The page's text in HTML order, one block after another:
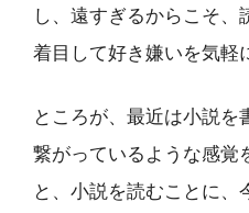
し、遠すぎるからこそ
着目して好き嫌いを気軽
ところが、最近は小説
繋がっているような感覚
と、小説を読むことに